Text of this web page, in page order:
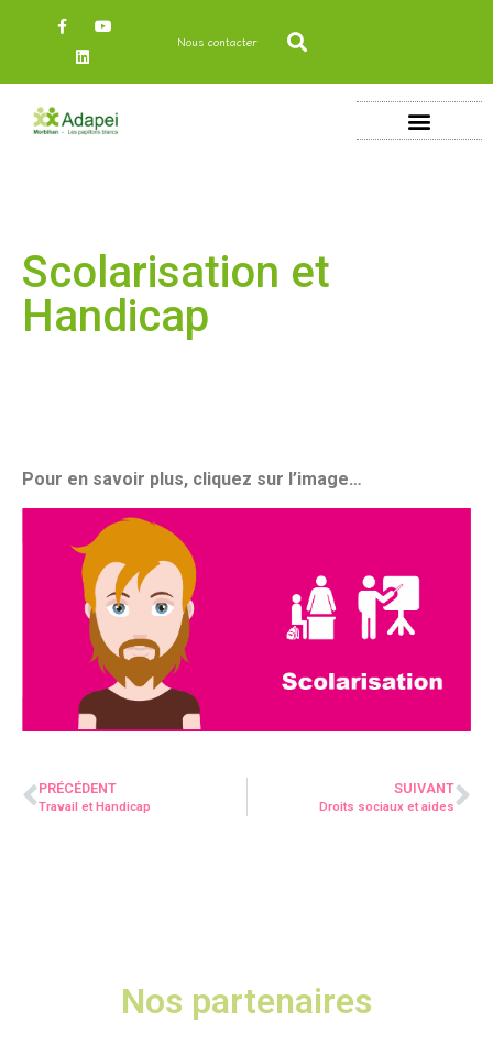
Nous contacter
Scolarisation et
Handicap
Pour en savoir plus, cliquez sur l’image…
PRÉCÉDENT
Travail et Handicap
SUIVANT
Droits sociaux et aides
Nos partenaires